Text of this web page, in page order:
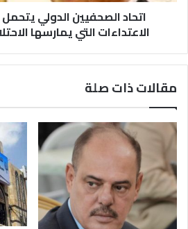
اتحاد الصحفيين الدولي
الاعتداءات التي يمارسها
مقالات ذات صلة